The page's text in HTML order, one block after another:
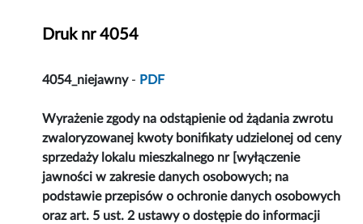
Druk nr 4054
4054_niejawny- PDF
Wyrażenie zgody na odstąpienie od żądania zwrotu
zwaloryzowanej kwoty bonifikaty udzielonej od ceny
sprzedaży lokalu mieszkalnego nr [wyłączenie
jawności w zakresie danych osobowych; na
podstawie przepisów o ochronie danych osobowych
oraz art. 5 ust. 2 ustawy o dostępie do informacji